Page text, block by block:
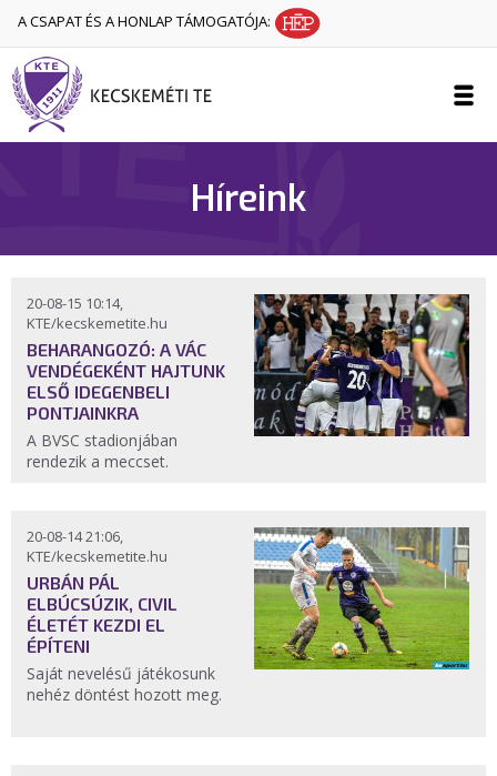
A CSAPAT ÉS A HONLAP TÁMOGATÓJA:
Híreink
20-08-15 10:14,
KTE/kecskemetite.hu
BEHARANGOZÓ: A VÁC
VENDÉGEKÉNT HAJTUNK
ELSŐ IDEGENBELI
PONTJAINKRA
A BVSC stadionjában
rendezik a meccset.
20-08-14 21:06,
KTE/kecskemetite.hu
URBÁN PÁL
ELBÚCSÚZIK, CIVIL
ÉLETÉT KEZDI EL
ÉPÍTENI
Saját nevelésű játékosunk
nehéz döntést hozott meg.